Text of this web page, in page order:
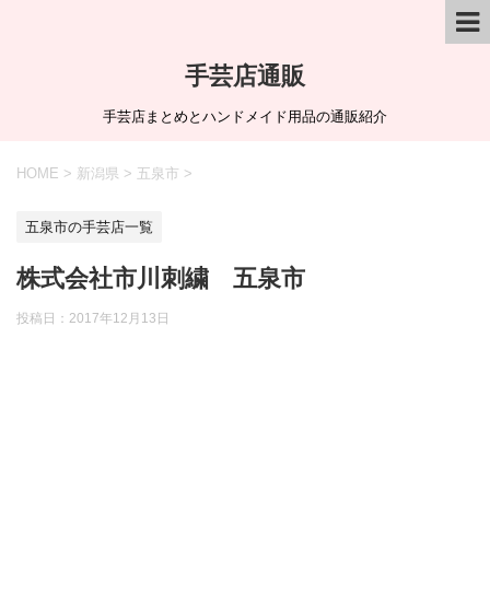
手芸店通販
手芸店まとめとハンドメイド用品の通販紹介
HOME > 新潟県 > 五泉市 >
五泉市の手芸店一覧
株式会社市川刺繍 五泉市
投稿日： 2017年12月13日